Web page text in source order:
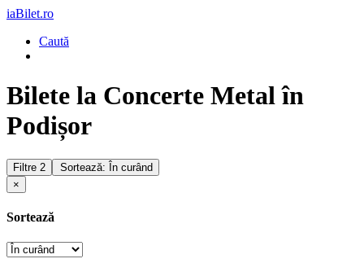
iaBilet.ro
Caută
Bilete la Concerte Metal în
Podișor
Filtre 2
Sortează: În curând
×
Sortează